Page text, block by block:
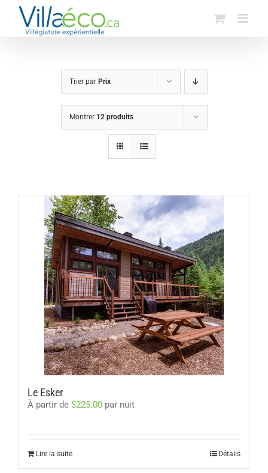
Passer
contenu
Trier par Prix
Montrer 12 produits
Le Esker
À partir de $225.00 par nuit
Lire la suite Détails